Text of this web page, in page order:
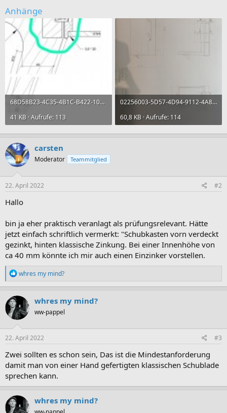
Anhänge
68D58B23-4C35-4B1C-B422-103CD522D51E.jpeg
41 KB · Aufrufe: 113
02256003-5D57-4D94-9112-4A86F34BA92E.jpeg
60,8 KB · Aufrufe: 114
carsten
Moderator Teammitglied
22. April 2022 #2
Hallo
bin ja eher praktisch veranlagt als prüfungsrelevant. Hätte
jetzt einfach schriftlich vermerkt: "Schubkasten vorn verdeckt
gezinkt, hinten klassische Zinkung. Bei einer Innenhöhe von
ca 40 mm könnte ich mir auch einen Einzinker vorstellen.
R
e
a
k
t
i
o
n
e
:
whres my mind?
whres my mind?
ww-pappel
22. April 2022 #3
Zwei sollten es schon sein, Das ist die Mindestanforderung
damit man von einer Hand gefertigten klassischen Schublade
sprechen kann.
whres my mind?